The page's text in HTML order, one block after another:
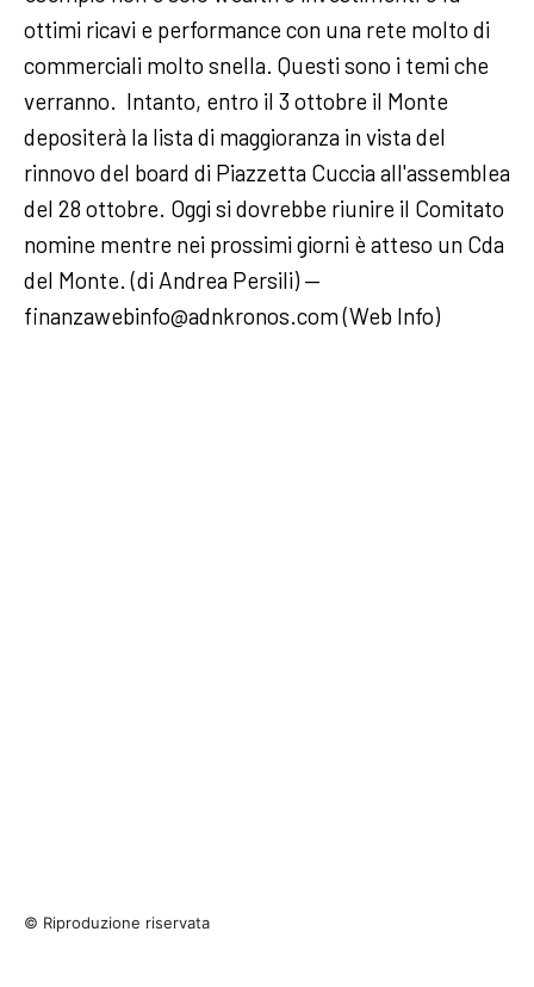
ottimi ricavi e performance con una rete molto di
commerciali molto snella. Questi sono i temi che
verranno. Intanto, entro il 3 ottobre il Monte
depositerà la lista di maggioranza in vista del
rinnovo del board di Piazzetta Cuccia all'assemblea
del 28 ottobre. Oggi si dovrebbe riunire il Comitato
nomine mentre nei prossimi giorni è atteso un Cda
del Monte. (di Andrea Persili) —
finanzawebinfo@adnkronos.com (Web Info)
© Riproduzione riservata